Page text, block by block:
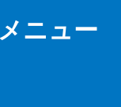
メニュー